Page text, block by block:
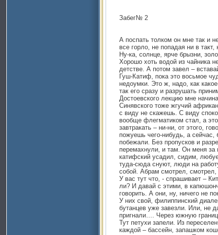
Забег№ 2
А поспать толком он мне так и
все горло, не попадая ни в
Ну-ка, солнце, ярче брызни,
Хорошо хоть водой из чайника
детстве. А потом завел –
Гуш-Катиф, пока это восьмое
недоумки. Это ж, надо, как
так его сразу и разрушать
Достоевского лекцию мне
Синявского тоже жгучий
с виду не скажешь. С виду
вообще флегматиком стал, а
завтракать – ни-ни, от этого,
пожуешь чего-нибудь, а сейчас,
побежали. Без пропусков и
перемахнули, и там. Он меня за
катифский усадил, сидим,
туда-сюда снуют, люди на
собой. Абрам смотрел,
У вас тут что, - спрашивает –
ли? И давай с этими, в
говорить. А они, ну, ничего не
У них свой, филиппинский
бутанцев уже завезли. Или, не
пригнали…. Через южную
Тут петухи запели. Из
каждой – бассейн, запашком